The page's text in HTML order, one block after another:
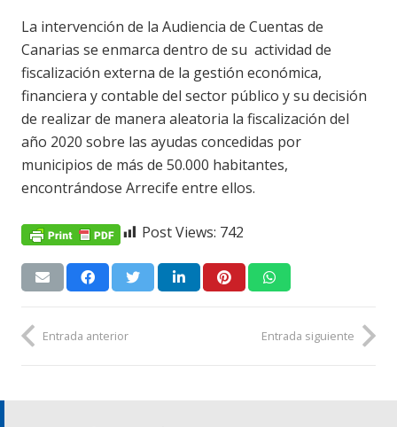
La intervención de la Audiencia de Cuentas de
Canarias se enmarca dentro de su actividad de
fiscalización externa de la gestión económica,
financiera y contable del sector público y su decisión
de realizar de manera aleatoria la fiscalización del
año 2020 sobre las ayudas concedidas por
municipios de más de 50.000 habitantes,
encontrándose Arrecife entre ellos.
Post Views: 742
Entrada anterior Entrada siguiente